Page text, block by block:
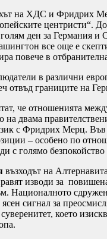
на ХДС и Фридрих
центристи“.
голям ден за Германия
все още е
повече в
в различни
отвъд границите на
че отношенията
на двама
с Фридрих Мерц. Във
– особено по
с голямо
възходът на
изводи за
Националното
ясен сигнал за
което